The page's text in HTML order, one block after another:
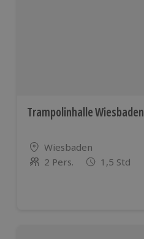
Trampolinhalle
Standort
Wiesbaden
Anzahl der Teilnehmer
2 Pers. 1,5 Std